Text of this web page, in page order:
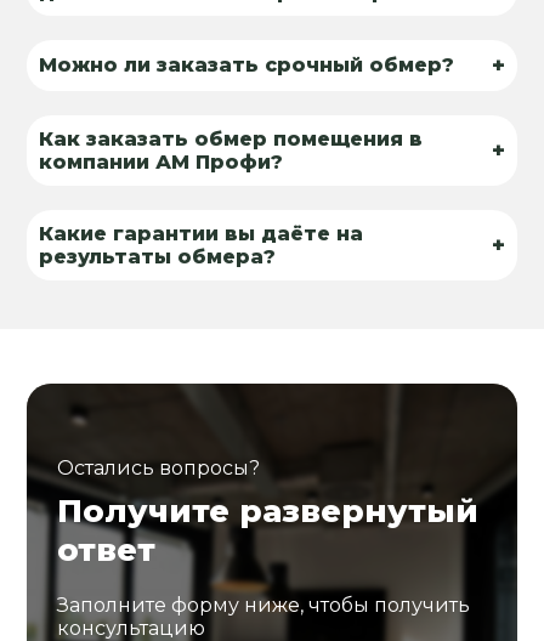
Можно ли заказать срочный обмер? +
Как заказать обмер помещения в
компании АМ Профи?
+
Какие гарантии вы даёте на
результаты обмера?
+
Остались вопросы?
Получите развернутый
ответ
Заполните форму ниже, чтобы получить
консультацию